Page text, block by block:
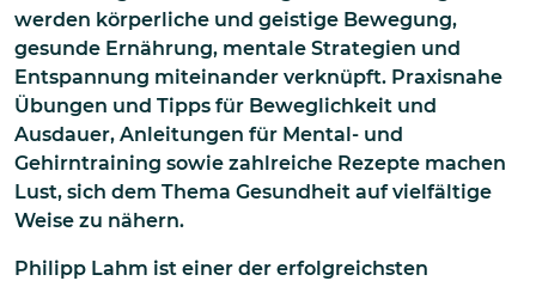
werden körperliche und geistige Bewegung,
gesunde Ernährung, mentale Strategien und
Entspannung miteinander verknüpft. Praxisnahe
Übungen und Tipps für Beweglichkeit und
Ausdauer, Anleitungen für Mental- und
Gehirntraining sowie zahlreiche Rezepte machen
Lust, sich dem Thema Gesundheit auf vielfältige
Weise zu nähern.
Philipp Lahm ist einer der erfolgreichsten